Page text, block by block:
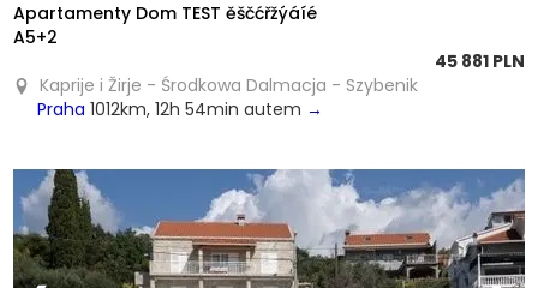
Apartamenty Dom TEST ěščćřžýáíé
A5+2
45 881 PLN
Kaprije i Žirje - Środkowa Dalmacja - Szybenik
Praha 1012km, 12h 54min autem →